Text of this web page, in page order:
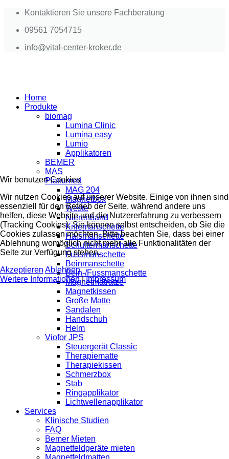
Kontaktieren Sie unsere Fachberatung
09561 7054715
info@vital-center-kroker.de
Home
Produkte
biomag
Lumina Clinic
Lumina easy
Lumio
Applikatoren
BEMER
MAS
Platiumed
MAG 204
Magnetbox
Weste
Nierenband
Kniemanschette
Halsmanschette
Schultermanschette
Fussmanschette
Beinmanschette
Bein-/Fussmanschette
Magnetmatratze
Magnetkissen
Große Matte
Sandalen
Handschuh
Helm
Viofor JPS
Steuergerät Classic
Therapiematte
Therapiekissen
Schmerzbox
Stab
Ringapplikator
Lichtwellenapplikator
Services
Klinische Studien
FAQ
Bemer Mieten
Magnetfeldgeräte mieten
Magnetfeldmatten
Wir benutzen Cookies
Wir nutzen Cookies auf unserer Website. Einige von ihnen sind
essenziell für den Betrieb der Seite, während andere uns
helfen, diese Website und die Nutzererfahrung zu verbessern
(Tracking Cookies). Sie können selbst entscheiden, ob Sie die
Cookies zulassen möchten. Bitte beachten Sie, dass bei einer
Ablehnung womöglich nicht mehr alle Funktionalitäten der
Seite zur Verfügung stehen.
Akzeptieren Ablehnen
Weitere Informationen|Impressum